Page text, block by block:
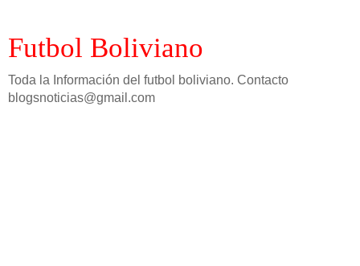
Futbol Boliviano
Toda la Información del futbol boliviano. Contacto
blogsnoticias@gmail.com